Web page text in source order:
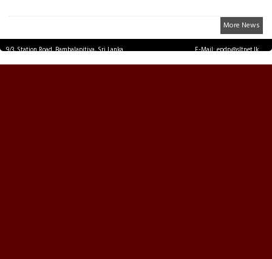
More News
9/3, Station Road, Bambalapitiya, Sri Lanka.
E-Mail: epdp@sltnet.lk